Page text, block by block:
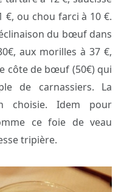
€, ou chou farci à 10 €.
du bœuf dans
aux morilles à 37 €,
côte de bœuf (50€) qui
de carnassiers. La
choisie. Idem pour
ce foie de veau
tripière.